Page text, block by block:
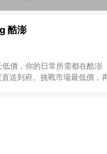
酷澎
價，你的日常所需都在酷澎
送到府。挑戰市場最低價，